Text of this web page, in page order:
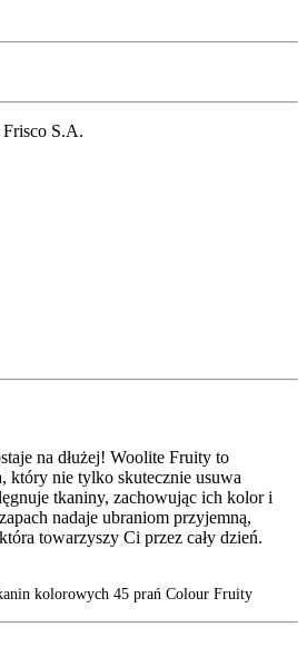
Frisco S.A.
na dłużej! Woolite Fruity to
który nie tylko skutecznie usuwa
tkaniny, zachowując ich kolor i
nadaje ubraniom przyjemną,
towarzyszy Ci przez cały dzień.
kolorowych 45 prań Colour Fruity